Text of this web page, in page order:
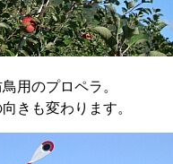
用のプロペラ。
きも変わります。